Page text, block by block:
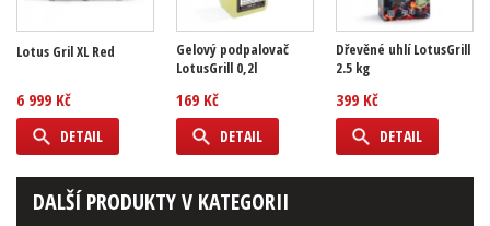
Lotus Gril XL Red
6 999 Kč
DETAIL
Gelový podpalovač
LotusGrill 0,2l
169 Kč
DETAIL
Dřevěné uhlí LotusGrill
2.5 kg
399 Kč
DETAIL
DALŠÍ PRODUKTY V KATEGORII